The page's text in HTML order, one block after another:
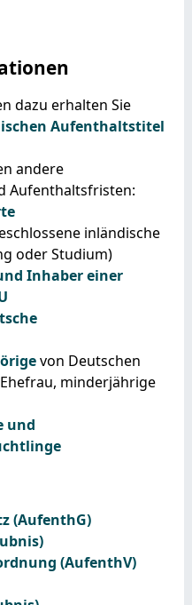
dazu erhalten Sie
Aufenthaltstitel
andere
Aufenthaltsfristen:
inländische
oder Studium)
Inhaber einer
von Deutschen
minderjährige
und
(AufenthG)
(AufenthV)